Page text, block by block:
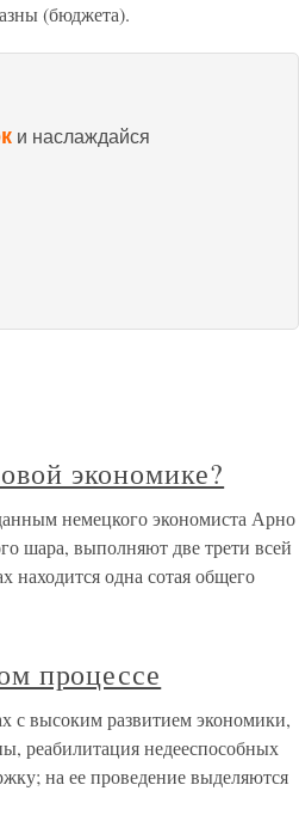
(бюджета).
и наслаждайся
экономике?
немецкого экономиста Арно
шара, выполняют две трети всей
находится одна сотая общего
процессе
с высоким развитием экономики,
реабилитация недееспособных
на ее проведение выделяются